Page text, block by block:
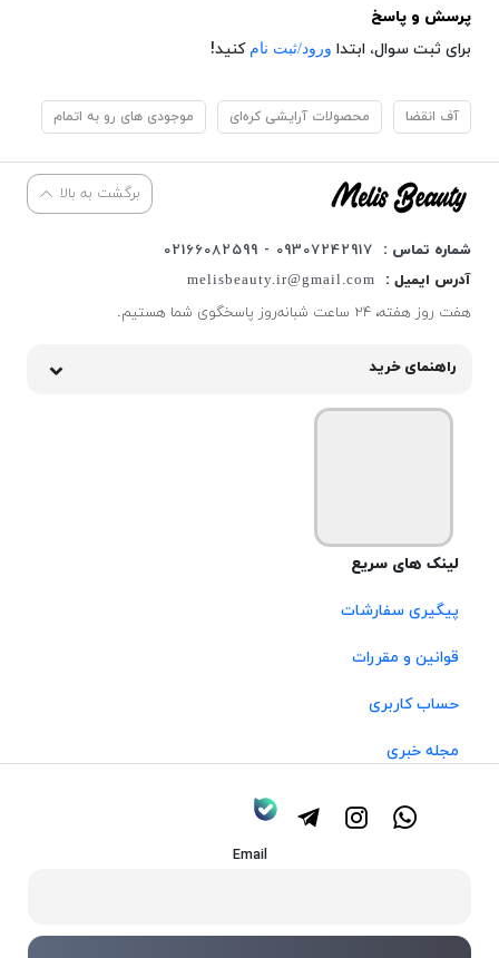
پرسش و پاسخ
برای ثبت سوال، ابتدا ورود/ثبت نام کنید!
آف انقضا محصولات آرایشی کره‌ای موجودی های رو به اتمام
برگشت به بالا
شماره تماس :
09307242917 - 02166082599
آدرس ایمیل :
melisbeauty.ir@gmail.com
هفت روز هفته، ۲۴ ساعت شبانه‌روز پاسخگوی شما هستیم.
راهنمای خرید
لینک های سریع
پیگیری سفارشات
قوانین و مقررات
حساب کاربری
مجله خبری
Email